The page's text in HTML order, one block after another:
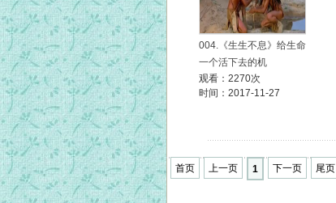
004.《生生不息》给生命
一个活下去的机
观看：2270次
时间：2017-11-27
首页 上一页 1 下一页 尾页